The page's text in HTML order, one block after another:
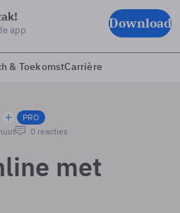
app Download
& ToekomstCarrière
PRO
0 reacties
met